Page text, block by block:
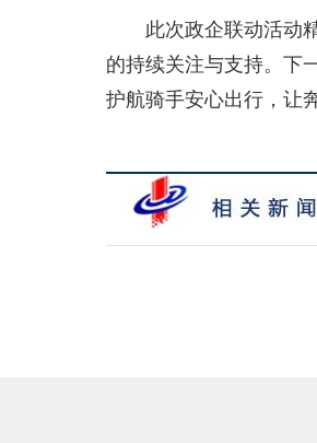
此次政企联动活动精
的持续关注与支持。下
护航骑手安心出行，让